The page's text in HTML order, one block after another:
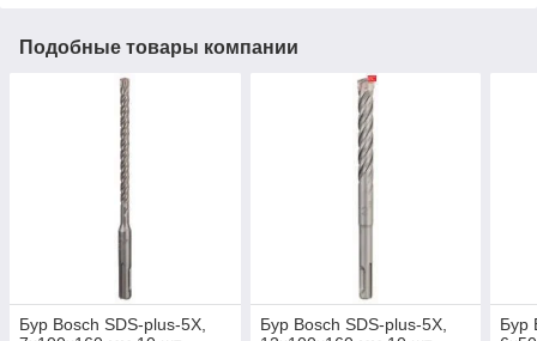
Подобные товары компании
Бур Bosch SDS-plus-5X,
Бур Bosch SDS-plus-5X,
Бур